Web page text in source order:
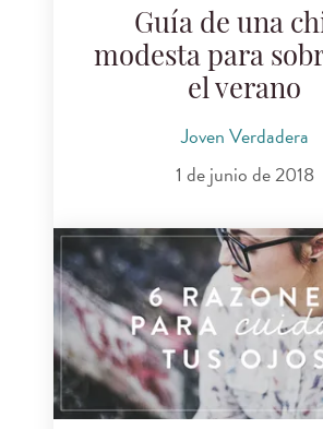
Guía de una
modesta para
el verano
Joven Verdadera
1 de junio de 2018